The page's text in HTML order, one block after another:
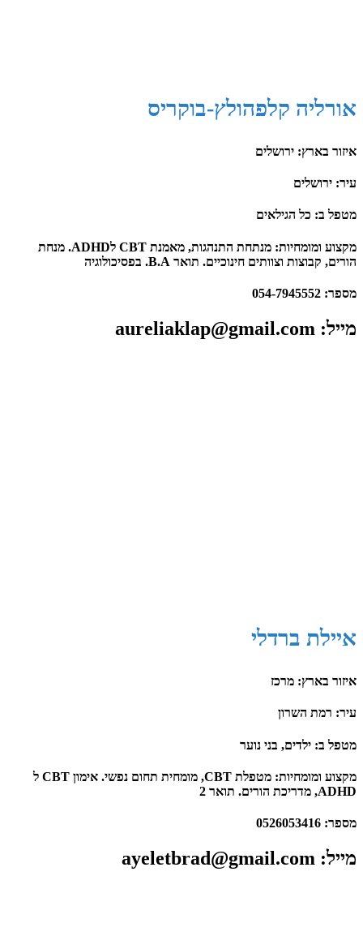
אורליה קלפהולץ-בוקריס
איזור בארץ: ירושלים
עיר: ירושלים
מטפל ב: כל הגילאים
מקצוע ומומחיות: ​מנתחת התנהגות, מאמנת CBT לADHD. מנחת
הורים, קבוצות וצוותים חינוכיים. תואר B.A. בפסיכולוגיה
מספר:​ 054-7945552
מייל​: aureliaklap@gmail.com
איילת ברדלי
איזור בארץ: מרכז
עיר: רמת השרון
מטפל ב: ילדים, בני נוער
מקצוע ומומחיות: ​מטפלת CBT, מומחית תחום נפשי. אימון CBT ל
ADHD, מדריכת הורים. תואר 2
מספר:​ 0526053416
מייל​: ayeletbrad@gmail.com